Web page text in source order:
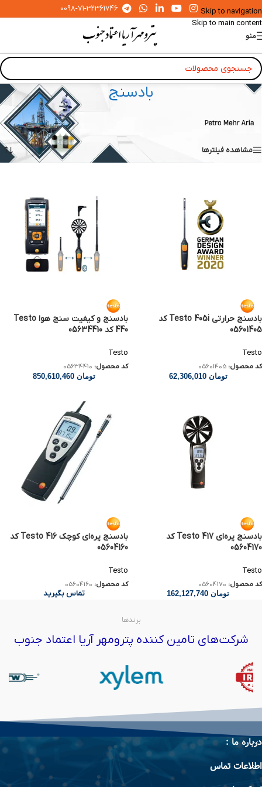
Skip to navigation
Skip to main content
0098-71-32361746
منو
بادسنج
ابزار دقیق آزمایشگاهی و صنعتی»بادسنج
Showing all 4 results
مشاهده فیلترها
بادسنج حرارتی Testo 405i کد
05601405
Testo
کد محصول: 05601405
تومان 62,306,010
بادسنج و کیفیت سنج هوا Testo
440 کد 05634410
Testo
کد محصول: 05634410
تومان
بادسنج پره‌ای Testo 417 کد
05604170
Testo
کد محصول: 05604170
تومان
بادسنج پره‌ای کوچک Testo 416 کد
05604160
Testo
کد محصول: 05604160
تماس بگیرید
برندها
شرکت‌های تامین کننده پترومهر آریا اعتماد جنوب
درباره ما :
اطلاعات تماس